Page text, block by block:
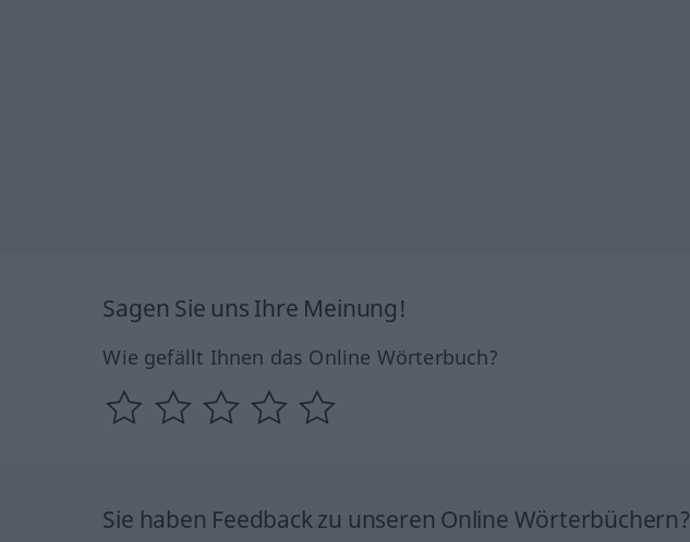
Sagen Sie uns Ihre Meinung!
Wie gefällt Ihnen das Online Wörterbuch?
Sie haben Feedback zu unseren Online Wörterbüchern?